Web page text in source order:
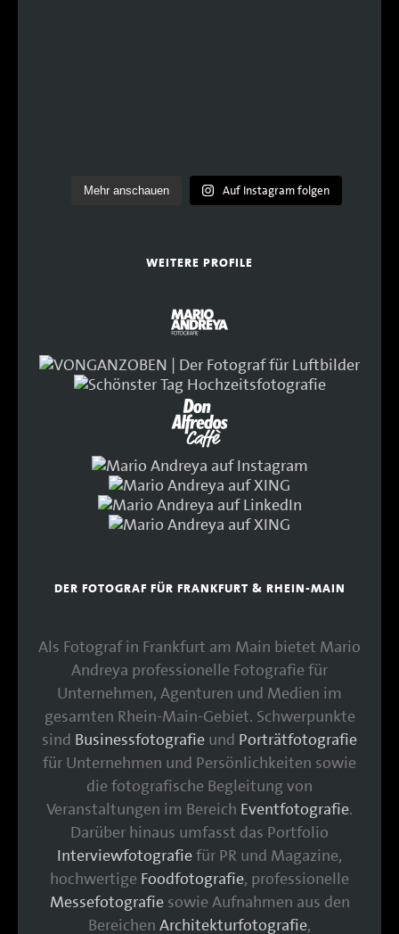
Mehr anschauen Auf Instagram folgen
WEITERE PROFILE
DER FOTOGRAF FÜR FRANKFURT & RHEIN-MAIN
Als Fotograf in Frankfurt am Main bietet Mario
Andreya professionelle Fotografie für
Unternehmen, Agenturen und Medien im
gesamten Rhein-Main-Gebiet. Schwerpunkte
sind Businessfotografie und Porträtfotografie
für Unternehmen und Persönlichkeiten sowie
die fotografische Begleitung von
Veranstaltungen im Bereich Eventfotografie.
Darüber hinaus umfasst das Portfolio
Interviewfotografiefür PR und Magazine,
hochwertige Foodfotografie, professionelle
Messefotografiesowie Aufnahmen aus den
Bereichen Architekturfotografie,